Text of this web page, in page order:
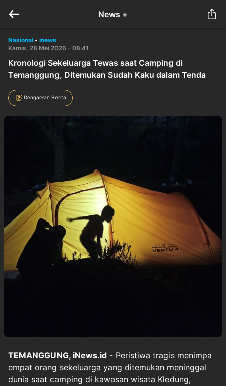
News +
Nasional • inews
Kamis, 28 Mei 2026 - 08:41
Kronologi Sekeluarga Tewas saat Camping di
Temanggung, Ditemukan Sudah Kaku dalam Tenda
Dengarkan Berita
TEMANGGUNG, iNews.id - Peristiwa tragis menimpa
empat orang sekeluarga yang ditemukan meninggal
dunia saat camping di kawasan wisata Kledung,